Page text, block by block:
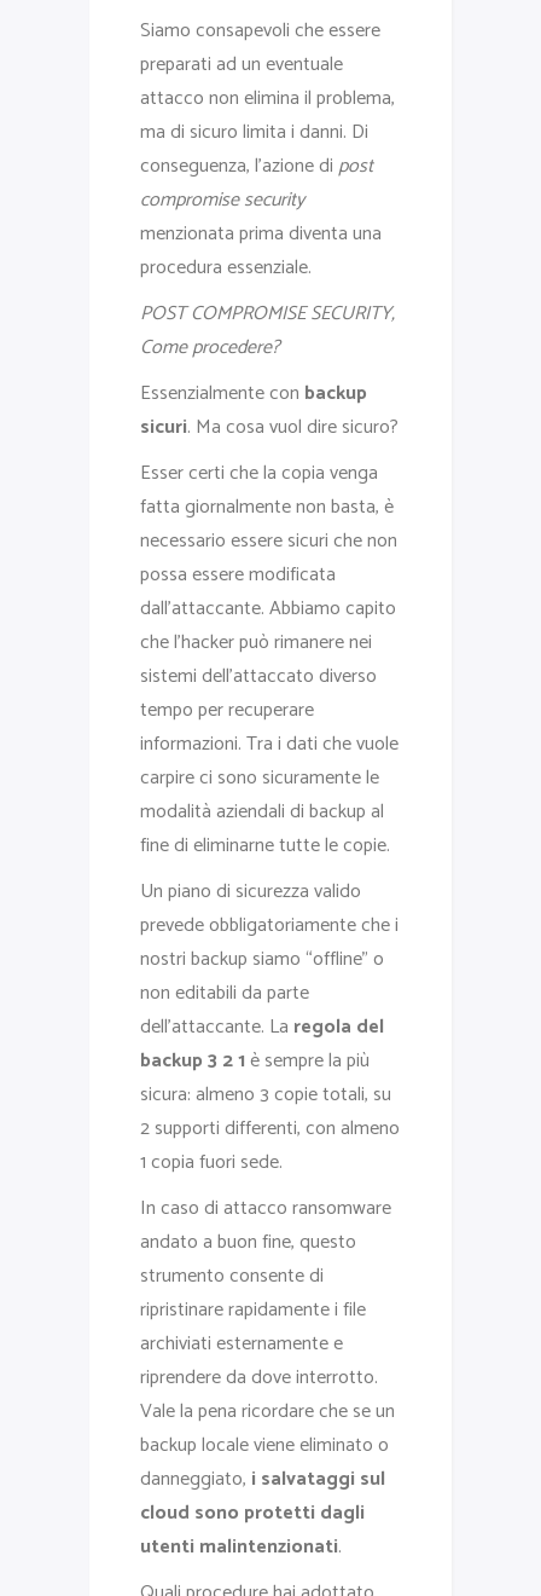
Siamo consapevoli che essere
preparati ad un eventuale
attacco non elimina il problema,
ma di sicuro limita i danni. Di
conseguenza, l’azione dipost
compromise security
menzionata prima diventa una
procedura essenziale.
POST COMPROMISE SECURITY,
Come procedere?
Essenzialmente con backup
sicuri. Ma cosa vuol dire sicuro?
Esser certi che la copia venga
fatta giornalmente non basta, è
necessario essere sicuri che non
possa essere modificata
dall’attaccante. Abbiamo capito
che l’hacker può rimanere nei
sistemi dell’attaccato diverso
tempo per recuperare
informazioni. Tra i dati che vuole
carpire ci sono sicuramente le
modalità aziendali di backup al
fine di eliminarne tutte le copie.
Un piano di sicurezza valido
prevede obbligatoriamente che i
nostri backup siamo “offline” o
non editabili da parte
dell’attaccante. La regola del
backup 3 2 1è sempre la più
sicura: almeno 3 copie totali, su
2 supporti differenti, con almeno
1 copia fuori sede.
In caso di attacco ransomware
andato a buon fine, questo
strumento consente di
ripristinare rapidamente i file
archiviati esternamente e
riprendere da dove interrotto.
Vale la pena ricordare che se un
backup locale viene eliminato o
danneggiato, i salvataggi sul
cloud sono protetti dagli
utenti malintenzionati.